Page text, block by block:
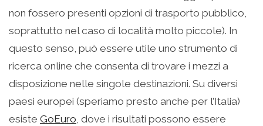
non fossero presenti opzioni di trasporto pubblico,
soprattutto nel caso di località molto piccole). In
questo senso, può essere utile uno strumento di
ricerca online che consenta di trovare i mezzi a
disposizione nelle singole destinazioni. Su diversi
paesi europei (speriamo presto anche per l’Italia)
esiste GoEuro, dove i risultati possono essere